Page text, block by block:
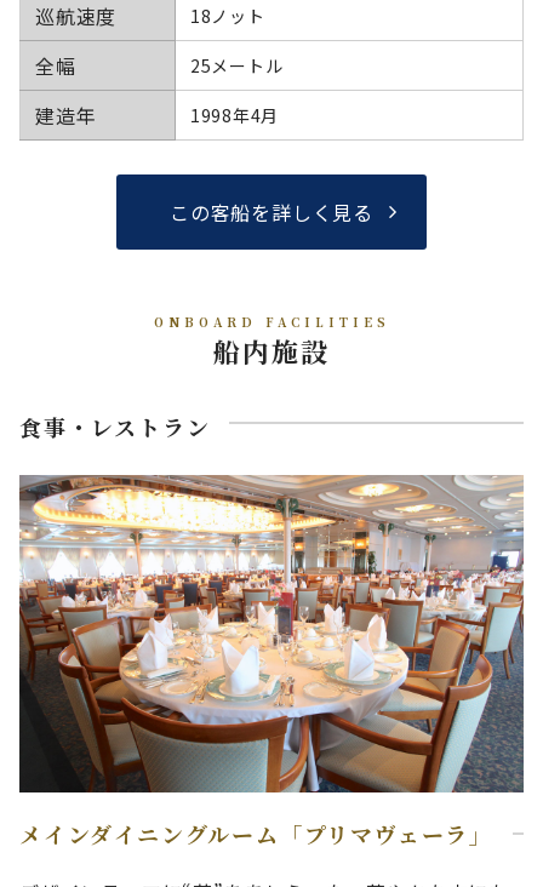
巡航速度 18ノット
全幅 25メートル
建造年 1998年4月
この客船を詳しく見る
ONBOARD FACILITIES
船内施設
食事・レストラン
メインダイニングルーム「プリマヴェーラ」